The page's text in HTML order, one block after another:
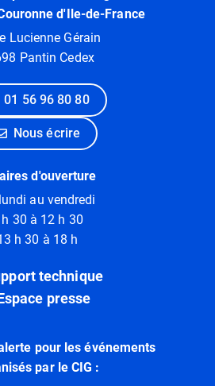
d'Ile-de-France
Lucienne Gérain
Pantin Cedex
01 56 96 80 80
Nous écrire
d'ouverture
au vendredi
h 30 à 12 h 30
h 30 à 18 h
technique
presse
pour les événements
par le CIG :